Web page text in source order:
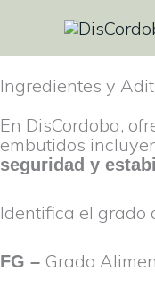
Ingredientes y
En DisCordoba,
embutidos
seguridad y
Identifica el grado
FG – Grado